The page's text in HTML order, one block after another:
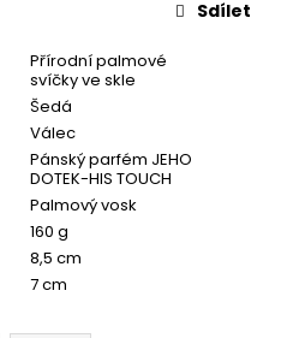
Přírodní palmové
svíčky ve skle
Šedá
Válec
Pánský parfém JEHO
DOTEK-HIS TOUCH
Palmový vosk
160 g
8,5 cm
7 cm
Sdílet